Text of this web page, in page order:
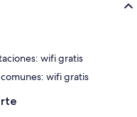
wifi gratis
wifi gratis